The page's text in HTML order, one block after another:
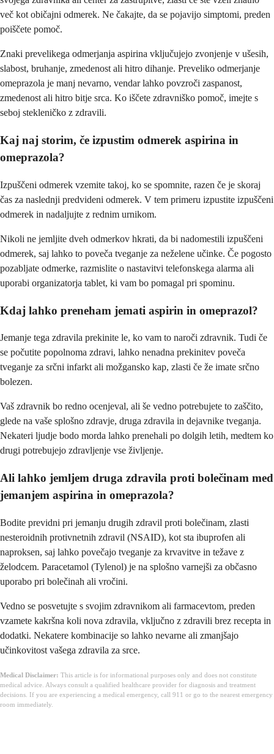
več kot običajni odmerek. Ne čakajte, da se pojavijo simptomi, preden
poiščete pomoč.
Znaki prevelikega odmerjanja aspirina vključujejo zvonjenje v ušesih,
slabost, bruhanje, zmedenost ali hitro dihanje. Preveliko odmerjanje
omeprazola je manj nevarno, vendar lahko povzroči zaspanost,
zmedenost ali hitro bitje srca. Ko iščete zdravniško pomoč, imejte s
seboj stekleničko z zdravili.
Kaj naj storim, če izpustim odmerek aspirina in
omeprazola?
Izpuščeni odmerek vzemite takoj, ko se spomnite, razen če je skoraj
čas za naslednji predvideni odmerek. V tem primeru izpustite izpuščeni
odmerek in nadaljujte z rednim urnikom.
Nikoli ne jemljite dveh odmerkov hkrati, da bi nadomestili izpuščeni
odmerek, saj lahko to poveča tveganje za neželene učinke. Če pogosto
pozabljate odmerke, razmislite o nastavitvi telefonskega alarma ali
uporabi organizatorja tablet, ki vam bo pomagal pri spominu.
Kdaj lahko preneham jemati aspirin in omeprazol?
Jemanje tega zdravila prekinite le, ko vam to naroči zdravnik. Tudi če
se počutite popolnoma zdravi, lahko nenadna prekinitev poveča
tveganje za srčni infarkt ali možgansko kap, zlasti če že imate srčno
bolezen.
Vaš zdravnik bo redno ocenjeval, ali še vedno potrebujete to zaščito,
glede na vaše splošno zdravje, druga zdravila in dejavnike tveganja.
Nekateri ljudje bodo morda lahko prenehali po dolgih letih, medtem ko
drugi potrebujejo zdravljenje vse življenje.
Ali lahko jemljem druga zdravila proti bolečinam med
jemanjem aspirina in omeprazola?
Bodite previdni pri jemanju drugih zdravil proti bolečinam, zlasti
nesteroidnih protivnetnih zdravil (NSAID), kot sta ibuprofen ali
naproksen, saj lahko povečajo tveganje za krvavitve in težave z
želodcem. Paracetamol (Tylenol) je na splošno varnejši za občasno
uporabo pri bolečinah ali vročini.
Vedno se posvetujte s svojim zdravnikom ali farmacevtom, preden
vzamete kakršna koli nova zdravila, vključno z zdravili brez recepta in
dodatki. Nekatere kombinacije so lahko nevarne ali zmanjšajo
učinkovitost vašega zdravila za srce.
Medical Disclaimer: This article is for informational purposes only and does not constitute
medical advice. Always consult a qualified healthcare provider for diagnosis and treatment
decisions. If you are experiencing a medical emergency, call 911 or go to the nearest emergency
room immediately.